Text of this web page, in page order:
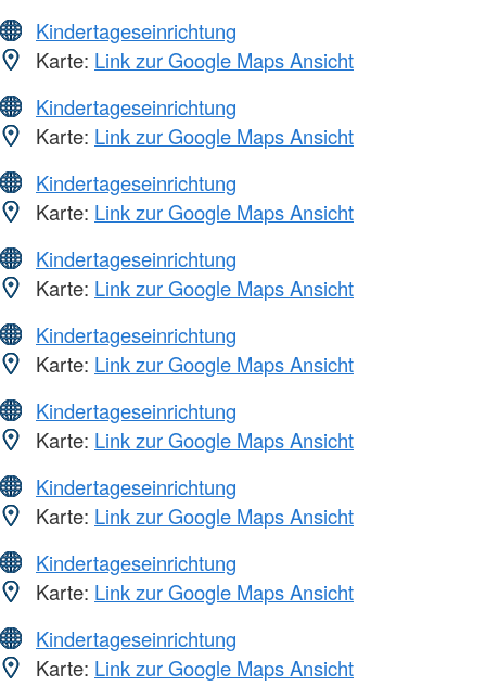
Kindertageseinrichtung
Karte: Link zur Google Maps Ansicht
Kindertageseinrichtung
Karte: Link zur Google Maps Ansicht
Kindertageseinrichtung
Karte: Link zur Google Maps Ansicht
Kindertageseinrichtung
Karte: Link zur Google Maps Ansicht
Kindertageseinrichtung
Karte: Link zur Google Maps Ansicht
Kindertageseinrichtung
Karte: Link zur Google Maps Ansicht
Kindertageseinrichtung
Karte: Link zur Google Maps Ansicht
Kindertageseinrichtung
Karte: Link zur Google Maps Ansicht
Kindertageseinrichtung
Karte: Link zur Google Maps Ansicht